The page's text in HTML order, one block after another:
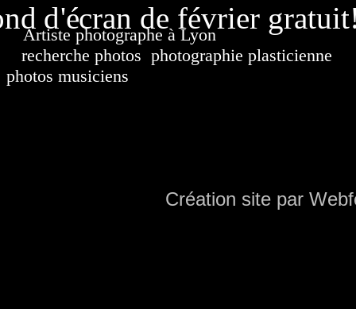
d'écran de février
Artiste photographe à LyonFrance. Banque
recherche photos photographie plasticienne
photos musiciens
Création site par